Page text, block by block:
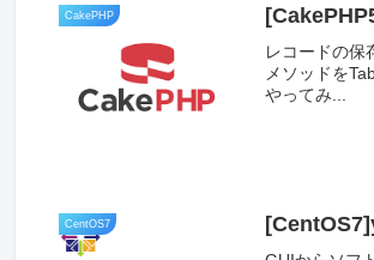
CakePHP
レコードの保
メソッドを
やってみ...
CentOS7